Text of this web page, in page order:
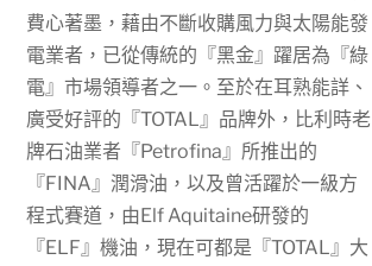
費心著墨，藉由不斷收購風力與太陽能發
電業者，已從傳統的『黑金』躍居為『綠
電』市場領導者之一。至於在耳熟能詳、
廣受好評的『TOTAL 』品牌外，比利時老
牌石油業者『Petrofina 』所推出的
『FINA 』潤滑油，以及曾活躍於一級方
程式賽道，由Elf Aquitaine研發的
『ELF 』機油，現在可都是『TOTAL 』大